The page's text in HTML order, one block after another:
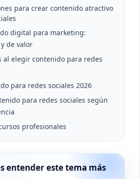
para crear contenido atractivo
digital para marketing:
de valor
al elegir contenido para redes
para redes sociales 2026
para redes sociales según
profesionales
entender este tema más